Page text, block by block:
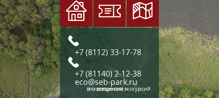
+7 (8112) 33-17-78
+7 (81140) 2-12-38
eco@seb-park.ru
(по вопросам экскурсий и посещения)